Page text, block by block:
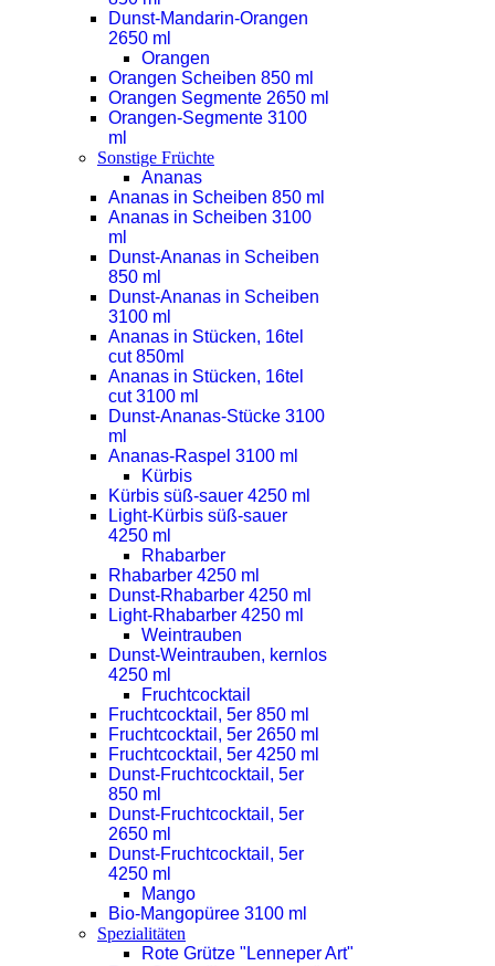
Dunst-Mandarin-Orangen
2650 ml
Orangen
Orangen Scheiben 850 ml
Orangen Segmente 2650 ml
Orangen-Segmente 3100
ml
Sonstige Früchte
Ananas
Ananas in Scheiben 850 ml
Ananas in Scheiben 3100
ml
Dunst-Ananas in Scheiben
850 ml
Dunst-Ananas in Scheiben
3100 ml
Ananas in Stücken, 16tel
cut 850ml
Ananas in Stücken, 16tel
cut 3100 ml
Dunst-Ananas-Stücke 3100
ml
Ananas-Raspel 3100 ml
Kürbis
Kürbis süß-sauer 4250 ml
Light-Kürbis süß-sauer
4250 ml
Rhabarber
Rhabarber 4250 ml
Dunst-Rhabarber 4250 ml
Light-Rhabarber 4250 ml
Weintrauben
Dunst-Weintrauben, kernlos
4250 ml
Fruchtcocktail
Fruchtcocktail, 5er 850 ml
Fruchtcocktail, 5er 2650 ml
Fruchtcocktail, 5er 4250 ml
Dunst-Fruchtcocktail, 5er
850 ml
Dunst-Fruchtcocktail, 5er
2650 ml
Dunst-Fruchtcocktail, 5er
4250 ml
Mango
Bio-Mangopüree 3100 ml
Spezialitäten
Rote Grütze "Lenneper Art"